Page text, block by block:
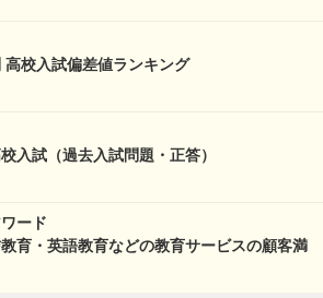
高校入試偏差値ランキング
入試（過去入試問題・正答）
ード
教育・英語教育などの教育サービスの顧客満